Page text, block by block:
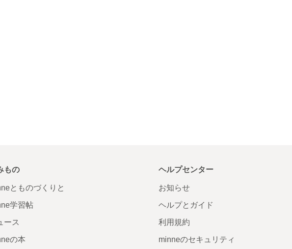
もの
とものづくりと
学習帖
ース
の本
ヘルプセンター
お知らせ
ヘルプとガイド
利用規約
minneのセキュリティ